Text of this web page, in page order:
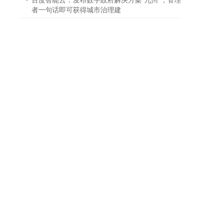
者一句话即可获得城市治理建